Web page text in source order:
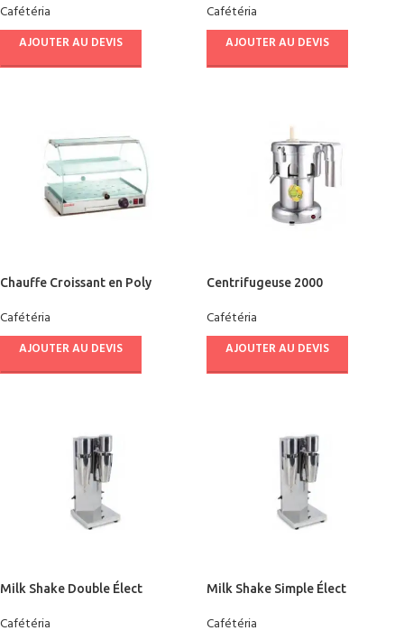
Cafétéria
AJOUTER AU DEVIS
Cafétéria
AJOUTER AU DEVIS
Chauffe Croissant en Poly
Cafétéria
AJOUTER AU DEVIS
Centrifugeuse 2000
Cafétéria
AJOUTER AU DEVIS
Milk Shake Double Élect
Cafétéria
Milk Shake Simple Élect
Cafétéria